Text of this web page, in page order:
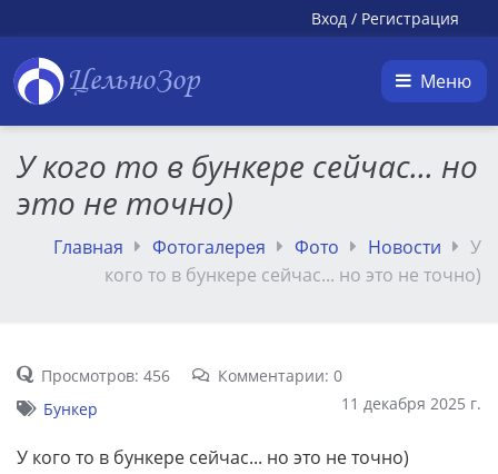
Вход / Регистрация
ЦельноЗор Меню
У кого то в бункере сейчас... но
это не точно)
Главная Фотогалерея Фото Новости
У
кого то в бункере сейчас... но это не точно)
Просмотров: 456
Комментарии: 0
11 декабря 2025 г.
Бункер
У кого то в бункере сейчас... но это не точно)